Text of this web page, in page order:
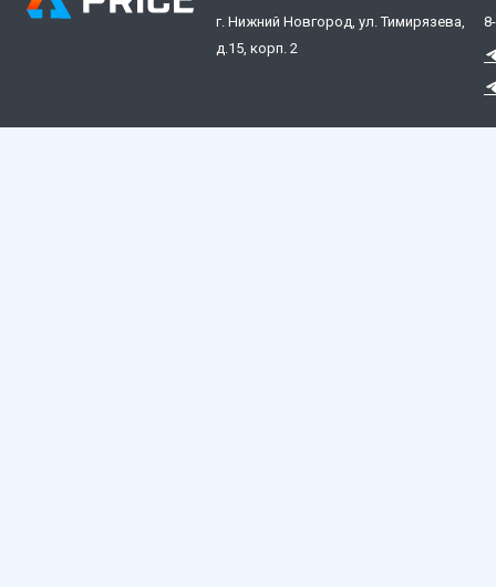
г. Нижний Новгород, ул. Тимирязева,
д.15, корп. 2